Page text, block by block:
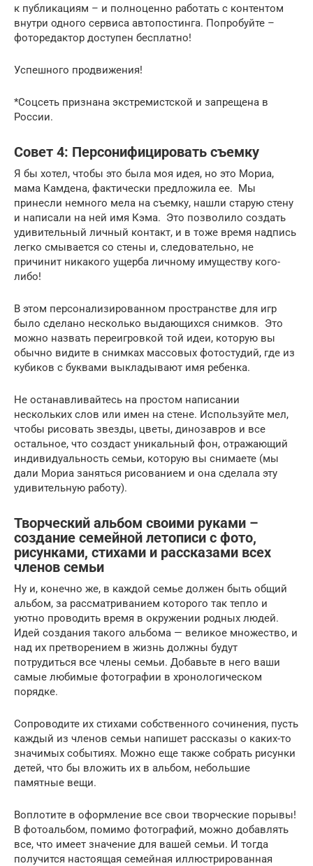
к публикациям – и полноценно работать с контентом
внутри одного сервиса автопостинга. Попробуйте –
фоторедактор доступен бесплатно!
Успешного продвижения!
*Соцсеть признана экстремистской и запрещена в
России.
Совет 4: Персонифицировать съемку
Я бы хотел, чтобы это была моя идея, но это Мориа,
мама Камдена, фактически предложила ее. Мы
принесли немного мела на съемку, нашли старую стену
и написали на ней имя Кэма. Это позволило создать
удивительный личный контакт, и в тоже время надпись
легко смывается со стены и, следовательно, не
причинит никакого ущерба личному имуществу кого-
либо!
В этом персонализированном пространстве для игр
было сделано несколько выдающихся снимков. Это
можно назвать переигровкой той идеи, которую вы
обычно видите в снимках массовых фотостудий, где из
кубиков с буквами выкладывают имя ребенка.
Не останавливайтесь на простом написании
нескольких слов или имен на стене. Используйте мел,
чтобы рисовать звезды, цветы, динозавров и все
остальное, что создаст уникальный фон, отражающий
индивидуальность семьи, которую вы снимаете (мы
дали Мориа заняться рисованием и она сделала эту
удивительную работу).
Творческий альбом своими руками –
создание семейной летописи с фото,
рисунками, стихами и рассказами всех
членов семьи
Ну и, конечно же, в каждой семье должен быть общий
альбом, за рассматриванием которого так тепло и
уютно проводить время в окружении родных людей.
Идей создания такого альбома — великое множество, и
над их претворением в жизнь должны будут
потрудиться все члены семьи. Добавьте в него ваши
самые любимые фотографии в хронологическом
порядке.
Сопроводите их стихами собственного сочинения, пусть
каждый из членов семьи напишет рассказы о каких-то
значимых событиях. Можно еще также собрать рисунки
детей, что бы вложить их в альбом, небольшие
памятные вещи.
Воплотите в оформление все свои творческие порывы!
В фотоальбом, помимо фотографий, можно добавлять
все, что имеет значение для вашей семьи. И тогда
получится настоящая семейная иллюстрированная